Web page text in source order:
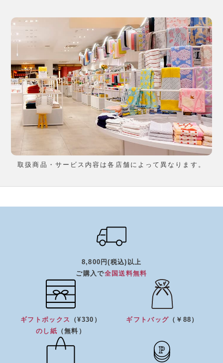
取扱商品・サービス内容は各店舗によって異なります。
8,800円(税込)以上
ご購入で全国送料無料
ギフトボックス
（¥330）
のし紙 （無料）
ギフトバッグ （￥88）